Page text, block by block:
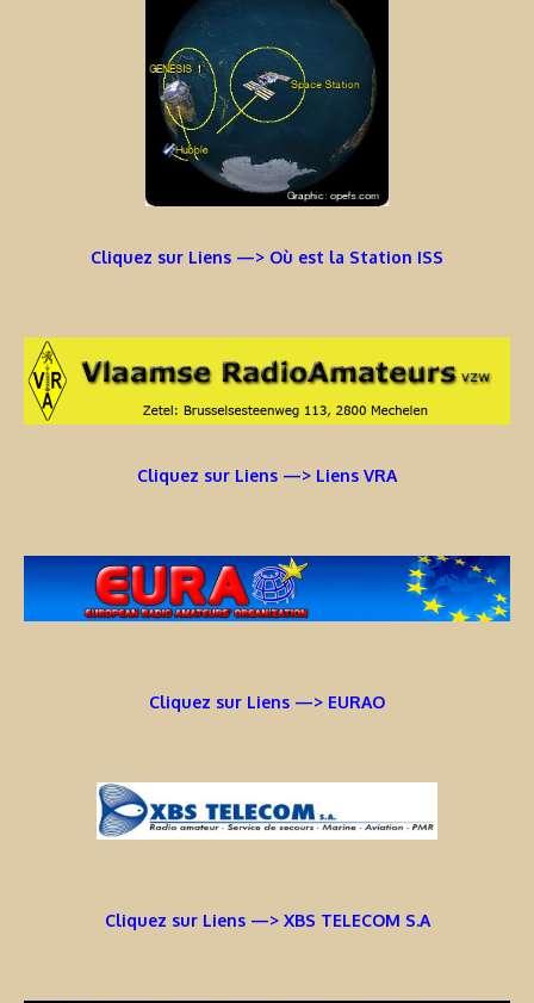
Cliquez sur Liens —> Où est la Station ISS
Cliquez sur Liens —> Liens VRA
Cliquez sur Liens —> EURAO
Cliquez sur Liens —> XBS TELECOM S.A